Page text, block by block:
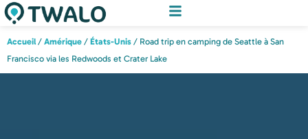
Accueil/ Amérique / États-Unis / Road trip en camping de Seattle à San
Francisco via les Redwoods et Crater Lake